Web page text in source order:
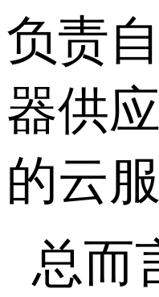
负责
器供
的云
总而